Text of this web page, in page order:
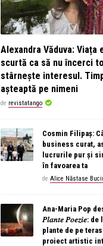
Alexandra Văduva: Viața
scurtă ca să nu încerci
stârnește interesul.
așteaptă pe nimeni
de revistatango
Cosmin Filipaș:
business curat,
lucrurile pur și
în favoarea ta
de Alice Năstase
Ana-Maria Pop
𝑃𝑙𝑎𝑛𝑡𝑒 𝑃𝑜𝑒𝑧𝑖𝑒:
plante de pe
proiect artistic